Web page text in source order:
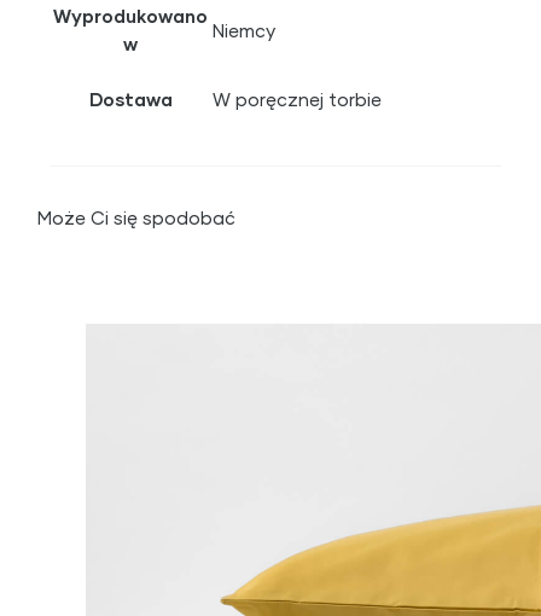
Wyprodukowano
w
Niemcy
Dostawa W poręcznej torbie
Może Ci się spodobać